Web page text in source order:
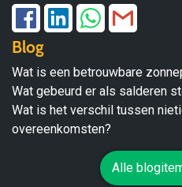
Blog
Wat is een betrouwbare
Wat gebeurd er als salderen
Wat is het verschil tussen
overeenkomsten?
Alle